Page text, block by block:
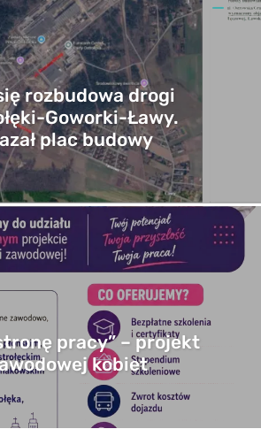
rozbudowa drogi
Goworki-Ławy.
plac budowy
pracy” – projekt
kobiet